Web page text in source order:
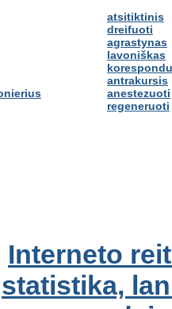
atsitiktinis
dreifuoti
agrastynas
lavoniškas
antrakursis
anestezuoti
regeneruoti